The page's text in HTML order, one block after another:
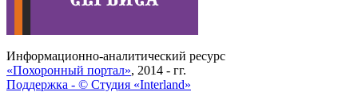
Информационно-аналитический ресурс
«Похоронный портал», 2014 - гг.
Поддержка - © Cтудия «Interland»